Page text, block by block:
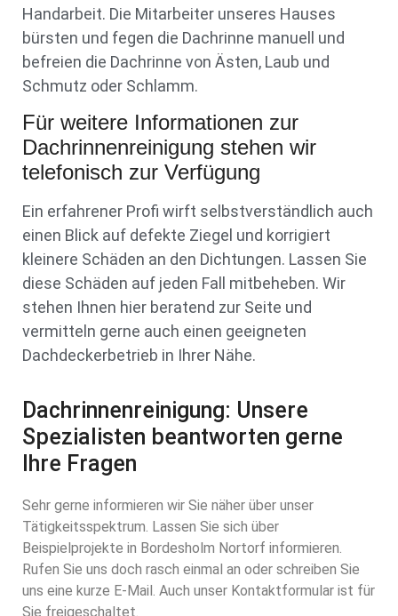
Handarbeit. Die Mitarbeiter unseres Hauses
bürsten und fegen die Dachrinne manuell und
befreien die Dachrinne von Ästen, Laub und
Schmutz oder Schlamm.
Für weitere Informationen zur
Dachrinnenreinigung stehen wir
telefonisch zur Verfügung
Ein erfahrener Profi wirft selbstverständlich auch
einen Blick auf defekte Ziegel und korrigiert
kleinere Schäden an den Dichtungen. Lassen Sie
diese Schäden auf jeden Fall mitbeheben. Wir
stehen Ihnen hier beratend zur Seite und
vermitteln gerne auch einen geeigneten
Dachdeckerbetrieb in Ihrer Nähe.
Dachrinnenreinigung: Unsere
Spezialisten beantworten gerne
Ihre Fragen
Sehr gerne informieren wir Sie näher über unser
Tätigkeitsspektrum. Lassen Sie sich über
Beispielprojekte in Bordesholm Nortorf informieren.
Rufen Sie uns doch rasch einmal an oder schreiben Sie
uns eine kurze E-Mail. Auch unser Kontaktformular ist für
Sie freigeschaltet.